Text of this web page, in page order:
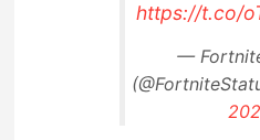
https://t.co/
—